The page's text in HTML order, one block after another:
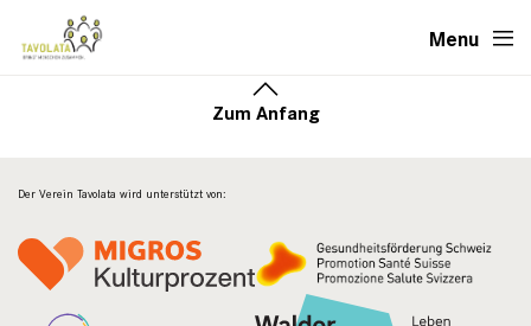
Menu
Zum Anfang
Der Verein Tavolata wird unterstützt von: